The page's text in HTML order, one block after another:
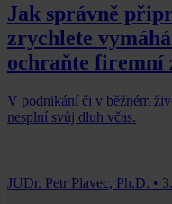
Jak správně
zrychlete
ochraňte firemní
V podnikání či v běžném
nesplní svůj dluh včas.
JUDr. Petr Plavec, Ph.D. •